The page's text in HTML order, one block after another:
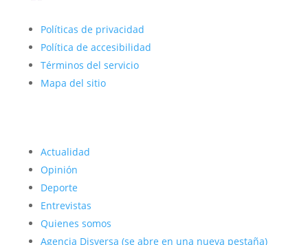
Políticas de privacidad
Política de accesibilidad
Términos del servicio
Mapa del sitio
Actualidad
Opinión
Deporte
Entrevistas
Quienes somos
Agencia Disversa (se abre en una nueva pestaña)